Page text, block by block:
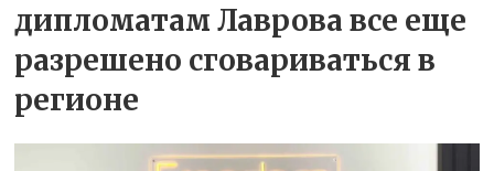
дипломатам Лаврова все еще
разрешено сговариваться в
регионе